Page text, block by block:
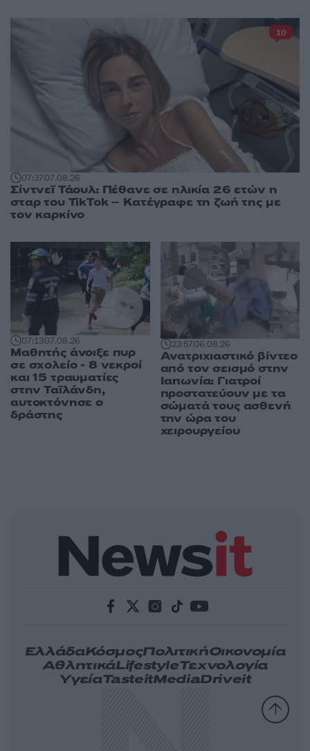
07:3707.08.26
Σίντνεϊ Τάουλ: Πέθανε σε ηλικία 26 ετών η
σταρ του TikTok – Kατέγραφε τη ζωή της με
τον καρκίνο
10
07:1307.08.26
Μαθητής άνοιξε πυρ
σε σχολείο - 8 νεκροί
και 15 τραυματίες
στην Ταϊλάνδη,
αυτοκτόνησε ο
δράστης
23:5706.08.26
Ανατριχιαστικό βίντεο
από τον σεισμό στην
Ιαπωνία: Γιατροί
προστατεύουν με τα
σώματά τους ασθενή
την ώρα του
χειρουργείου
ΕλλάδαΚόσμοςΠολιτικήΟικονομία
ΑθλητικάLifestyleΤεχνολογία
ΥγείαTasteitMediaDriveit